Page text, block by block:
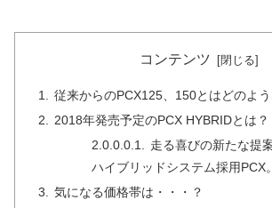
コンテンツ
従来からのPCX125、150とはどのよ
2018年発売予定のPCX HYBRIDとは？
走る喜びの新たな提
ハイブリッドシステム採用PCX。
気になる価格帯は・・・？